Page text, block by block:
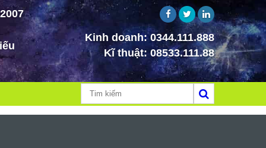
Kinh doanh:0344.111.888
Kĩ thuật:08533.111.88